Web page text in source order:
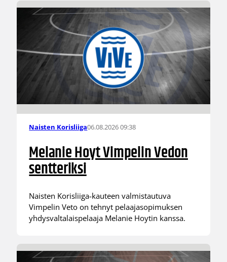
Naisten Korisliiga06.08.2026 09:38
Melanie Hoyt Vimpelin Vedon
sentteriksi
Naisten Korisliiga-kauteen valmistautuva
Vimpelin Veto on tehnyt pelaajasopimuksen
yhdysvaltalaispelaaja Melanie Hoytin kanssa.